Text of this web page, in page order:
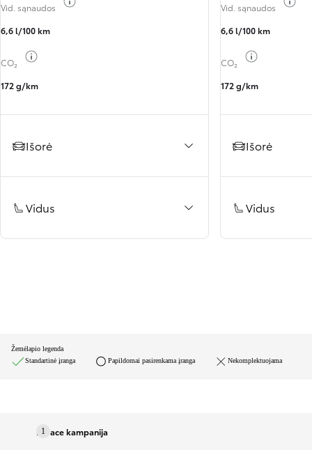
Vid. sąnaudos
6,6 l/100 km
CO₂
172 g/km
Išorė
Vidus
Vid. sąnaudos
6,6 l/100 km
CO₂
172 g/km
Išorė
Vidus
Žemėlapio legenda
Standartinė įranga
Papildomai pasirenkama įranga Nekomplektuojama
1
Proace kampanija